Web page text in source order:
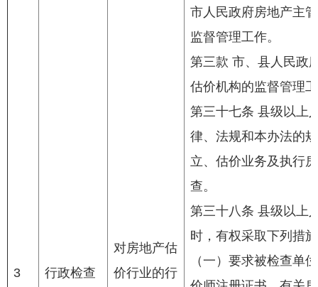
3 行政检查
对房地产估
价行业的行
市人民政府房地产主
监督管理工作。
第三款 市、县人民政
估价机构的监督管理
第三十七条 县级以上
律、法规和本办法的
立、估价业务及执行
查。
第三十八条 县级以上
时，有权采取下列措
（一）要求被检查单